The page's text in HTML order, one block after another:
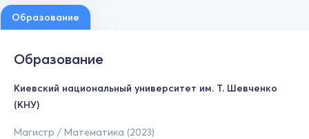
Образование
Образование
Киевский национальный университет им. Т. Шевченко
(КНУ)
Магистр / Математика (2023)